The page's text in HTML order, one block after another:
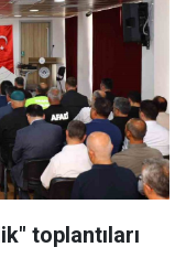
toplantıları